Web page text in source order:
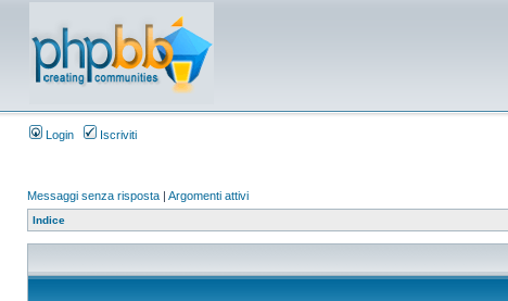
Login Iscriviti
Messaggi senza risposta | Argomenti attivi
Indice